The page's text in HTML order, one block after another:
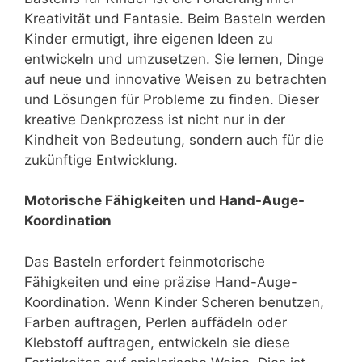
Kreativität und Fantasie. Beim Basteln werden
Kinder ermutigt, ihre eigenen Ideen zu
entwickeln und umzusetzen. Sie lernen, Dinge
auf neue und innovative Weisen zu betrachten
und Lösungen für Probleme zu finden. Dieser
kreative Denkprozess ist nicht nur in der
Kindheit von Bedeutung, sondern auch für die
zukünftige Entwicklung.
Motorische Fähigkeiten und Hand-Auge-
Koordination
Das Basteln erfordert feinmotorische
Fähigkeiten und eine präzise Hand-Auge-
Koordination. Wenn Kinder Scheren benutzen,
Farben auftragen, Perlen auffädeln oder
Klebstoff auftragen, entwickeln sie diese